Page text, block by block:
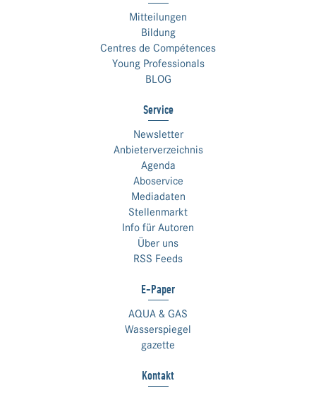
Mitteilungen
Bildung
Centres de Compétences
Young Professionals
BLOG
Service
Newsletter
Anbieterverzeichnis
Agenda
Aboservice
Mediadaten
Stellenmarkt
Info für Autoren
Über uns
RSS Feeds
E-Paper
AQUA & GAS
Wasserspiegel
gazette
Kontakt